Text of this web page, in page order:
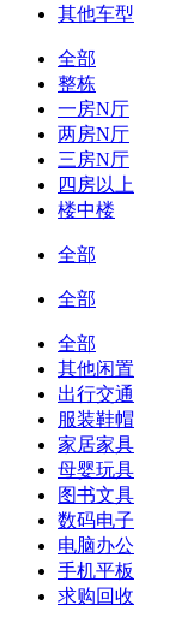
其他车型
全部
整栋
一房N厅
两房N厅
三房N厅
四房以上
楼中楼
全部
全部
全部
其他闲置
出行交通
服装鞋帽
家居家具
母婴玩具
图书文具
数码电子
电脑办公
手机平板
求购回收